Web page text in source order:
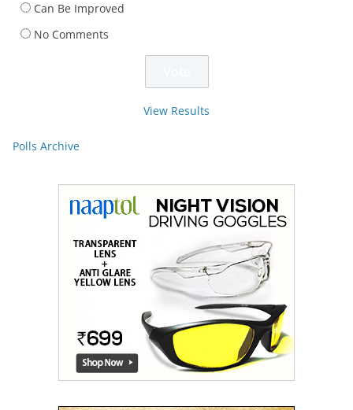
Can Be Improved
No Comments
View Results
Polls Archive